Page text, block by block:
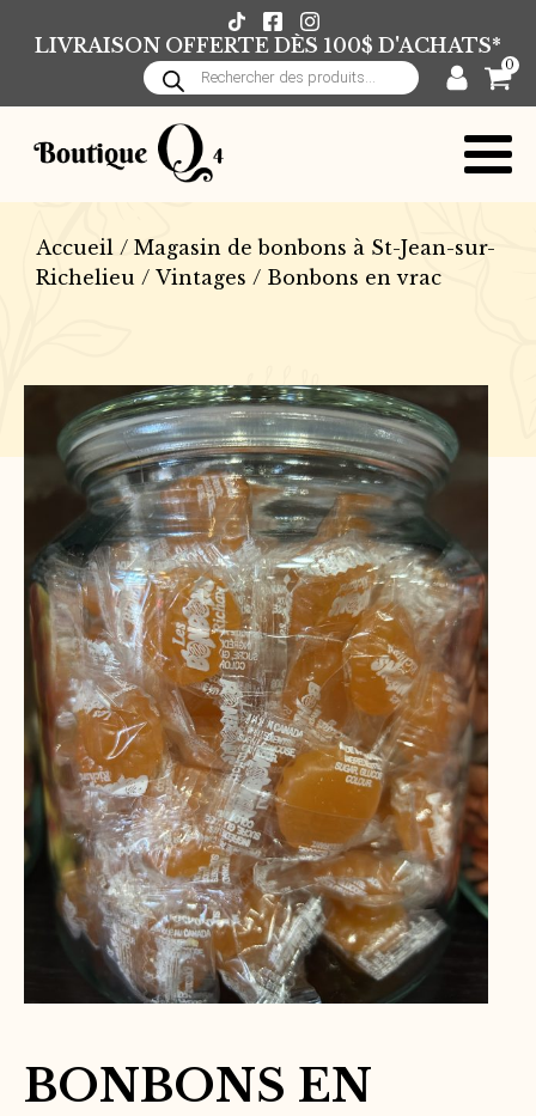
LIVRAISON OFFERTE DÈS 100$ D'ACHATS*
Recherche
de
produits
0
Accueil / Magasin de bonbons à St-Jean-sur-
Richelieu / Vintages / Bonbons en vrac
BONBONS EN